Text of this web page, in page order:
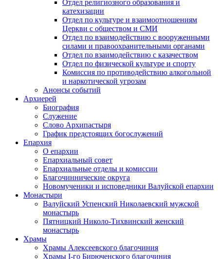
Отдел религиозного образования и
катехизации
Отдел по культуре и взаимоотношениям
Церкви с обществом и СМИ
Отдел по взаимодействию с вооруженными
силами и правоохранительными органами
Отдел по взаимодействию с казачеством
Отдел по физической культуре и спорту
Комиссия по противодействию алкогольной
и наркотической угрозам
Анонсы событий
Архиерей
Биография
Служение
Слово Архипастыря
График предстоящих богослужений
Епархия
О епархии
Епархиальный совет
Епархиальные отделы и комиссии
Благочиннические округа
Новомученики и исповедники Валуйской епархии
Монастыри
Валуйский Успенский Николаевский мужской
монастырь
Пятницкий Николо-Тихвинский женский
монастырь
Храмы
Храмы Алексеевского благочиния
Храмы I-го Бирюченского благочиния